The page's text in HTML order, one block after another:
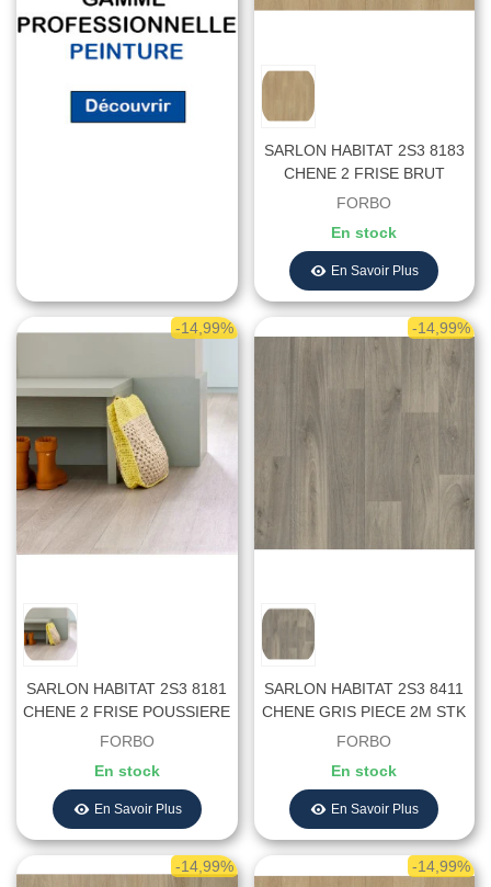
SARLON HABITAT 2S3 8183
CHENE 2 FRISE BRUT
PIECE 2M STK - Largeur 2
FORBO
En stock
En Savoir Plus
-14,99%
SARLON HABITAT 2S3 8181
CHENE 2 FRISE POUSSIERE
PIECE 2M STK - Largeur 2
FORBO
En stock
En Savoir Plus
-14,99%
SARLON HABITAT 2S3 8411
CHENE GRIS PIECE 2M STK
- Largeur 2 Mètres
FORBO
En stock
En Savoir Plus
-14,99% -14,99%